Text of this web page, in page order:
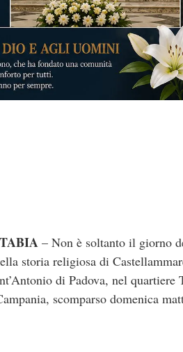
– Non è soltanto il giorno
storia religiosa di
di Padova, nel
scomparso domenica